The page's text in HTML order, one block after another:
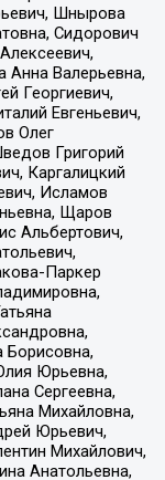
Шнырова
Сидорович
Анна Валерьевна,
Георгиевич,
Евгеньевич,
Олег
Григорий
Каргалицкий
Исламов
Щаров
Альбертович,
Паркер
Борисовна,
Юрьевна,
Сергеевна,
Михайловна,
Юрьевич,
Михайлович,
Анатольевна,